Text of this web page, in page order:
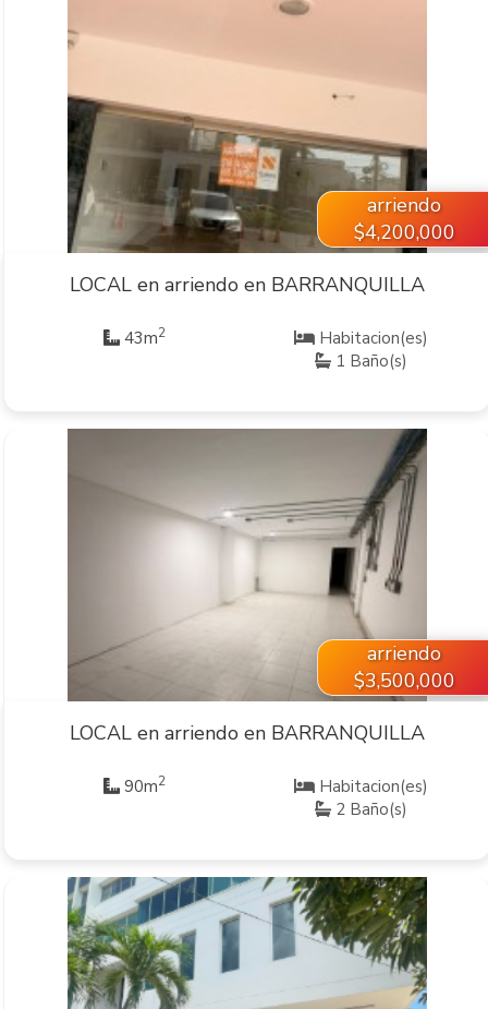
VER INMUEBLE
arriendo
$4,200,000
LOCAL en arriendo en BARRANQUILLA
43m2
Habitacion(es)
1 Baño(s)
arriendo
$3,500,000
LOCAL en arriendo en BARRANQUILLA
90m2
Habitacion(es)
2 Baño(s)